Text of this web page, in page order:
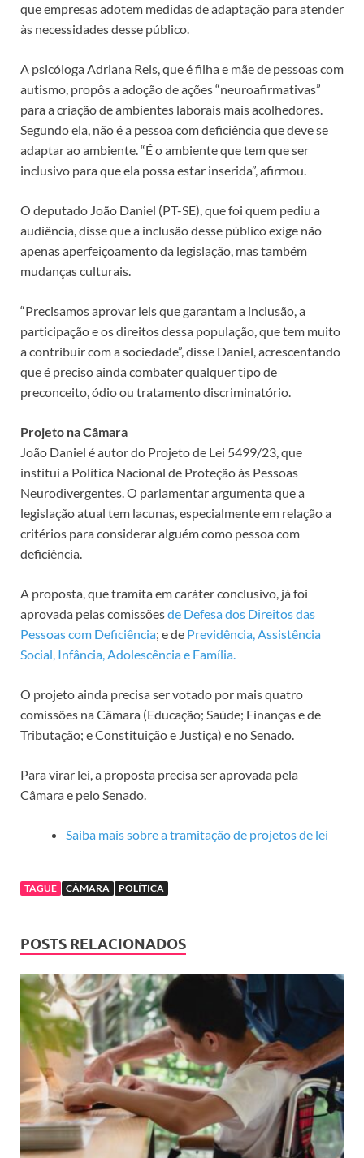
que empresas adotem medidas de adaptação para atender
às necessidades desse público.
A psicóloga Adriana Reis, que é filha e mãe de pessoas com
autismo, propôs a adoção de ações “neuroafirmativas”
para a criação de ambientes laborais mais acolhedores.
Segundo ela, não é a pessoa com deficiência que deve se
adaptar ao ambiente. “É o ambiente que tem que ser
inclusivo para que ela possa estar inserida”, afirmou.
O deputado João Daniel (PT-SE), que foi quem pediu a
audiência, disse que a inclusão desse público exige não
apenas aperfeiçoamento da legislação, mas também
mudanças culturais.
“Precisamos aprovar leis que garantam a inclusão, a
participação e os direitos dessa população, que tem muito
a contribuir com a sociedade”, disse Daniel, acrescentando
que é preciso ainda combater qualquer tipo de
preconceito, ódio ou tratamento discriminatório.
Projeto na Câmara
João Daniel é autor do Projeto de Lei 5499/23, que
institui a Política Nacional de Proteção às Pessoas
Neurodivergentes. O parlamentar argumenta que a
legislação atual tem lacunas, especialmente em relação a
critérios para considerar alguém como pessoa com
deficiência.
A proposta, que tramita emcaráter conclusivo, já foi
aprovada pelas comissõesde Defesa dos Direitos das
Pessoas com Deficiência; e de Previdência, Assistência
Social, Infância, Adolescência e Família.
O projeto ainda precisa ser votado por mais quatro
comissões na Câmara (Educação; Saúde; Finanças e de
Tributação; e Constituição e Justiça) e no Senado.
Para virar lei, a proposta precisa ser aprovada pela
Câmara e pelo Senado.
Saiba mais sobre a tramitação de projetos de lei
TAGUE CÂMARA POLÍTICA
POSTS RELACIONADOS